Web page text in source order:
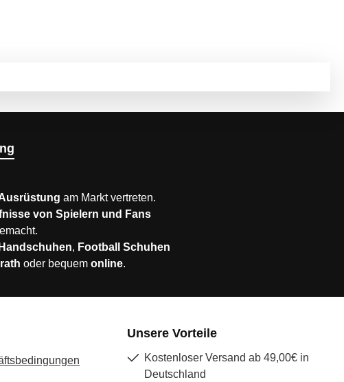
am Markt vertreten.
von Spielern und Fans
Handschuhen, Football Schuhen
oder bequem online.
Unsere Vorteile
Kostenloser Versand ab 49,00€ in
Deutschland